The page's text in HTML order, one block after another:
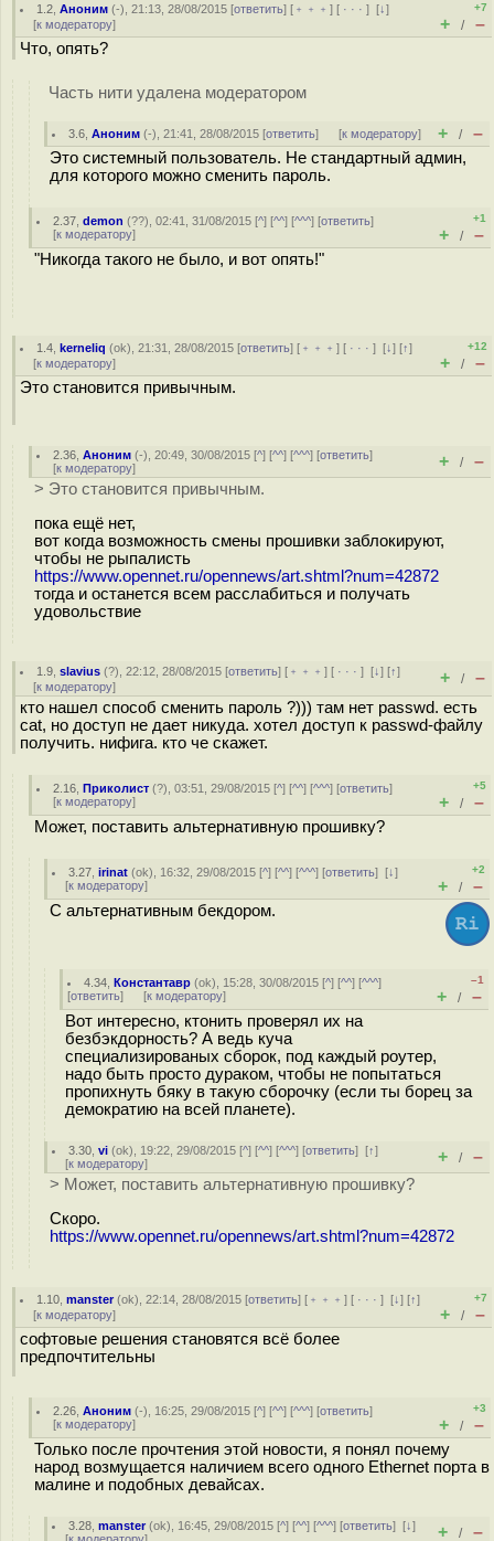
1.2 ,Аноним (-), 21:13, 28/08/2015 [ответить] [ ﹢﹢﹢] [ · · ·][↓]
[к модератору]
+7
+ / –
Что, опять?
Часть нити удалена модератором
3.6 ,Аноним (-), 21:41, 28/08/2015 [ответить] [к модератору] + / –
Это системный пользователь. Не стандартный админ,
для которого можно сменить пароль.
2.37 ,demon (??), 02:41, 31/08/2015 [^] [^^] [^^^] [ответить]
[к модератору]
+1
+ / –
"Никогда такого не было, и вот опять!"
1.4 ,kerneliq (ok), 21:31, 28/08/2015 [ответить] [ ﹢﹢﹢] [ · · ·][↓] [↑]
[к модератору]
+12
+ / –
Это становится привычным.
2.36 ,Аноним (-), 20:49, 30/08/2015 [^] [^^] [^^^] [ответить]
[к модератору] + / –
> Это становится привычным.
пока ещё нет,
вот когда возможность смены прошивки заблокируют,
чтобы не рыпалисть
https://www.opennet.ru/opennews/art.shtml?num=42872
тогда и останется всем расслабиться и получать
удовольствие
1.9 ,slavius (?), 22:12, 28/08/2015 [ответить] [ ﹢﹢﹢] [ · · ·][↓] [↑]
[к модератору] + / –
кто нашел способ сменить пароль ?))) там нет passwd. есть
cat, но доступ не дает никуда. хотел доступ к passwd-файлу
получить. нифига. кто че скажет.
2.16 ,Приколист (?), 03:51, 29/08/2015 [^] [^^] [^^^] [ответить]
[к модератору]
+5
+ / –
Может, поставить альтернативную прошивку?
3.27 ,irinat (ok), 16:32, 29/08/2015 [^] [^^] [^^^] [ответить][↓]
[к модератору]
+2
+ / –
С альтернативным бекдором.
4.34 ,Константавр (ok), 15:28, 30/08/2015 [^] [^^] [^^^]
[ответить] [к модератору]
–1
+ / –
Вот интересно, ктонить проверял их на
безбэкдорность? А ведь куча
специализированых сборок, под каждый роутер,
надо быть просто дураком, чтобы не попытаться
пропихнуть бяку в такую сборочку (если ты борец за
демократию на всей планете).
3.30 ,vi (ok), 19:22, 29/08/2015 [^] [^^] [^^^] [ответить][↑]
[к модератору] + / –
> Может, поставить альтернативную прошивку?
Скоро.
https://www.opennet.ru/opennews/art.shtml?num=42872
1.10 ,manster(ok), 22:14, 28/08/2015 [ответить] [ ﹢﹢﹢] [ · · ·][↓] [↑]
[к модератору]
+7
+ / –
софтовые решения становятся всё более
предпочтительны
2.26 ,Аноним (-), 16:25, 29/08/2015 [^] [^^] [^^^] [ответить]
[к модератору]
+3
+ / –
Только после прочтения этой новости, я понял почему
народ возмущается наличием всего одного Ethernet порта в
малине и подобных девайсах.
3.28 ,manster(ok), 16:45, 29/08/2015 [^] [^^] [^^^] [ответить][↓]
+ / –